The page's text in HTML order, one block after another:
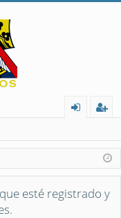
nt
ifi
ca
ist
ra
rs
esté registrado y